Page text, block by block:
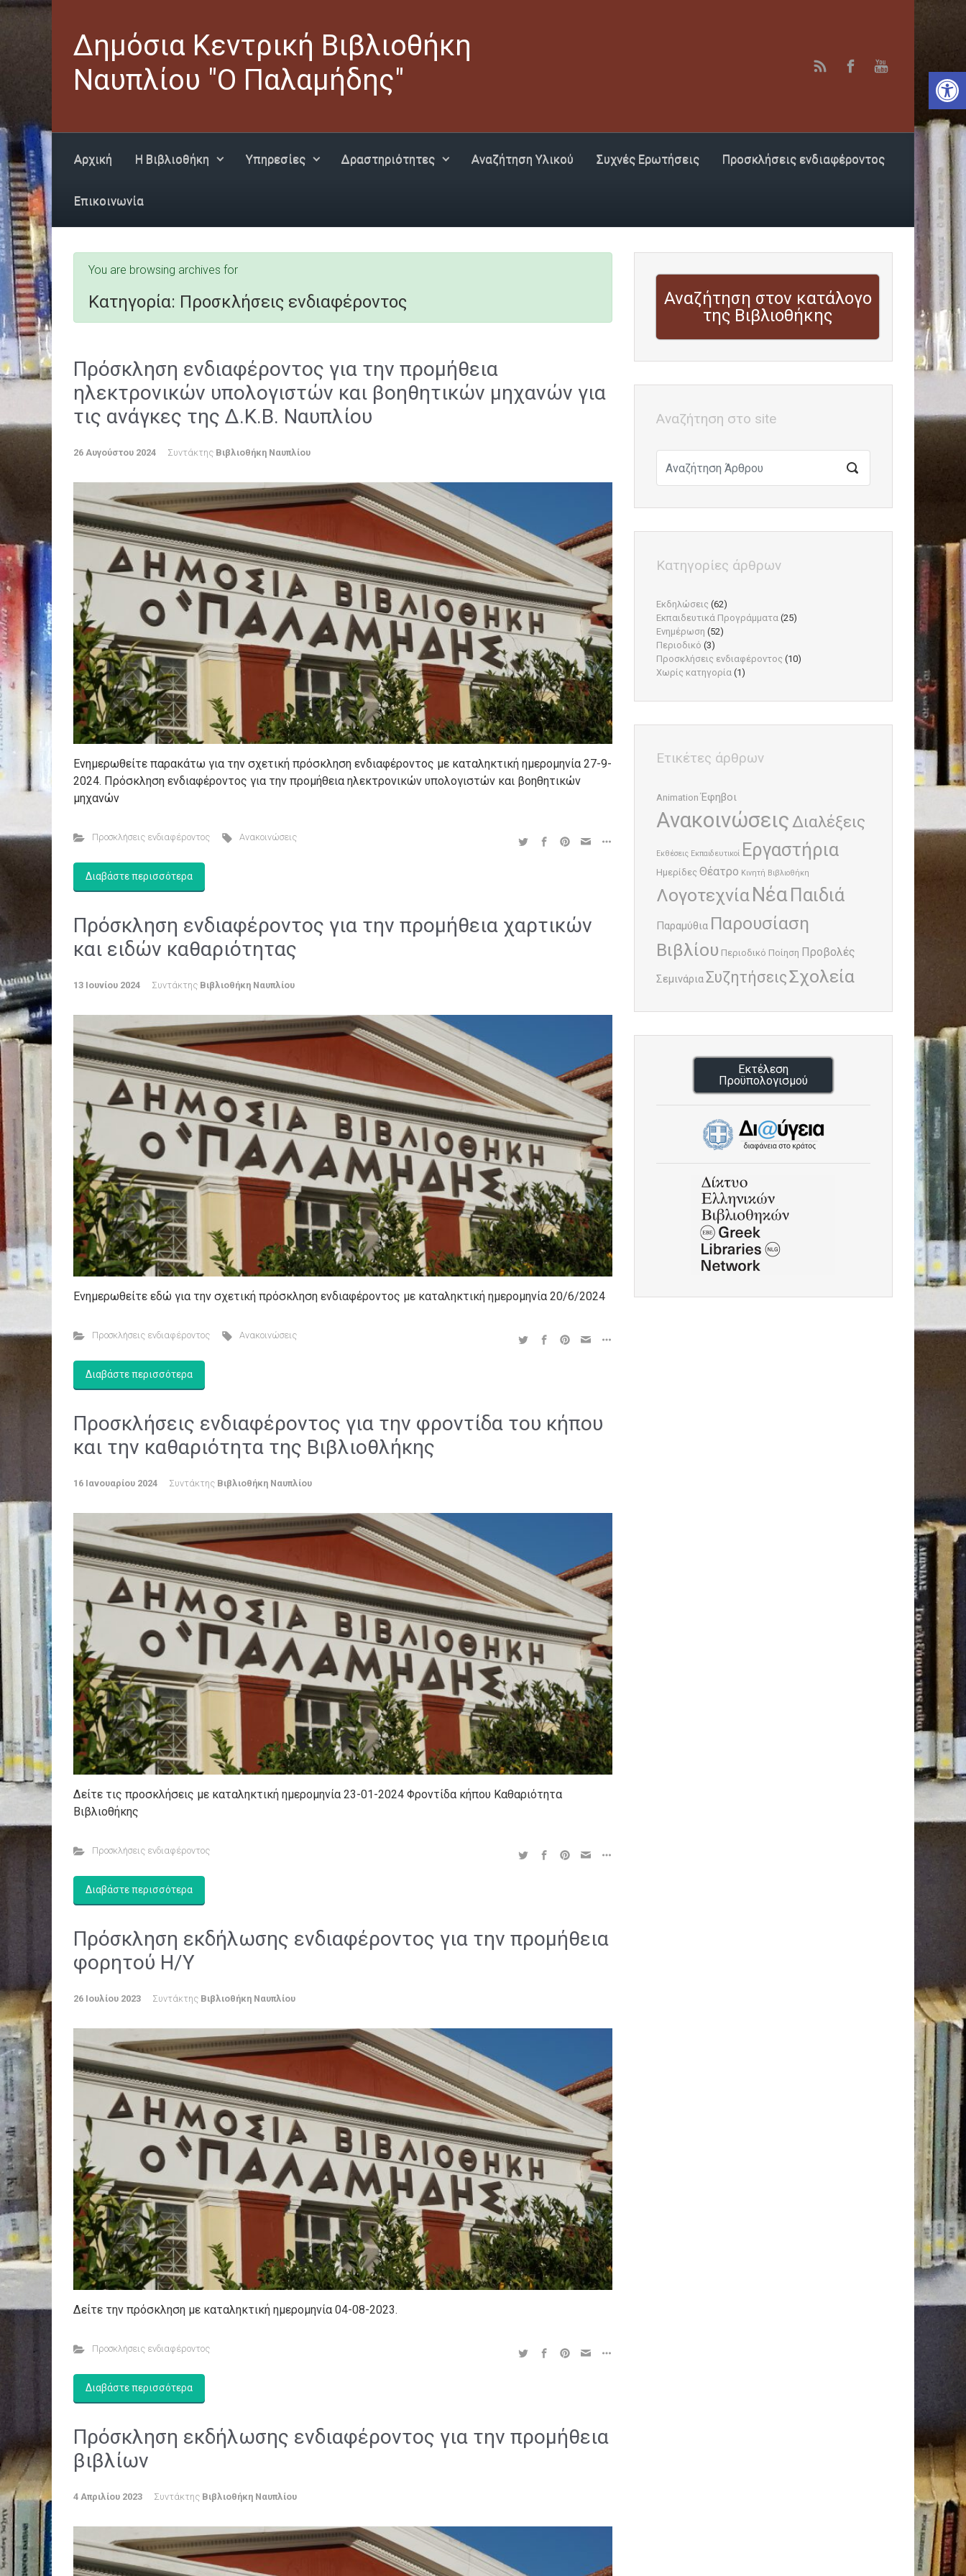
Δημόσια Κεντρική Βιβλιοθήκη
Ναυπλίου "Ο Παλαμήδης"
Αρχική Η Βιβλιοθήκη Υπηρεσίες Δραστηριότητες Αναζήτηση Υλικού Συχνές Ερωτήσεις Προσκλήσεις ενδιαφέροντος
Επικοινωνία
You are browsing archives for
Κατηγορία: Προσκλήσεις ενδιαφέροντος
Πρόσκληση ενδιαφέροντος για την προμήθεια
ηλεκτρονικών υπολογιστών και βοηθητικών μηχανών για
τις ανάγκες της Δ.Κ.Β. Ναυπλίου
26 Αυγούστου 2024 Συντάκτης Βιβλιοθήκη Ναυπλίου
Ενημερωθείτε παρακάτω για την σχετική πρόσκληση ενδιαφέροντος με καταληκτική ημερομηνία 27-9-
2024. Πρόσκληση ενδιαφέροντος για την προμήθεια ηλεκτρονικών υπολογιστών και βοηθητικών
μηχανών
Προσκλήσεις ενδιαφέροντος Ανακοινώσεις
Διαβάστε περισσότερα
Πρόσκληση ενδιαφέροντος για την προμήθεια χαρτικών
και ειδών καθαριότητας
13 Ιουνίου 2024 Συντάκτης Βιβλιοθήκη Ναυπλίου
Ενημερωθείτε εδώ για την σχετική πρόσκληση ενδιαφέροντος με καταληκτική ημερομηνία 20/6/2024
Προσκλήσεις ενδιαφέροντος Ανακοινώσεις
Διαβάστε περισσότερα
Προσκλήσεις ενδιαφέροντος για την φροντίδα του κήπου
και την καθαριότητα της Βιβλιοθλήκης
16 Ιανουαρίου 2024 Συντάκτης Βιβλιοθήκη Ναυπλίου
Δείτε τις προσκλήσεις με καταληκτική ημερομηνία 23-01-2024 Φροντίδα κήπου Καθαριότητα
Βιβλιοθήκης
Προσκλήσεις ενδιαφέροντος
Διαβάστε περισσότερα
Πρόσκληση εκδήλωσης ενδιαφέροντος για την προμήθεια
φορητού Η/Υ
26 Ιουλίου 2023 Συντάκτης Βιβλιοθήκη Ναυπλίου
Δείτε την πρόσκληση με καταληκτική ημερομηνία 04-08-2023.
Προσκλήσεις ενδιαφέροντος
Διαβάστε περισσότερα
Πρόσκληση εκδήλωσης ενδιαφέροντος για την προμήθεια
βιβλίων
4 Απριλίου 2023 Συντάκτης Βιβλιοθήκη Ναυπλίου
Αναζήτηση στον κατάλογο
της Βιβλιοθήκης
Αναζήτηση στο site
Κατηγορίες άρθρων
Εκδηλώσεις (62)
Εκπαιδευτικά Προγράμματα (25)
Ενημέρωση (52)
Περιοδικό (3)
Προσκλήσεις ενδιαφέροντος (10)
Χωρίς κατηγορία (1)
Ετικέτες άρθρων
Animation Έφηβοι
Ανακοινώσεις Διαλέξεις
Εκθέσεις Εκπαιδευτικοί Εργαστήρια
Ημερίδες Θέατρο Κινητή Βιβλιοθήκη
ΛογοτεχνίαΝέα Παιδιά
Παραμύθια Παρουσίαση
Βιβλίου Περιοδικό Ποίηση Προβολές
ΣεμινάριαΣυζητήσειςΣχολεία
Εκτέλεση
Προϋπολογισμού